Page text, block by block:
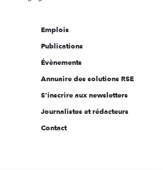
Emplois
Publications
Évènements
Annuaire des solutions RSE
S'inscrire aux newsletters
Journalistes et rédacteurs
Contact